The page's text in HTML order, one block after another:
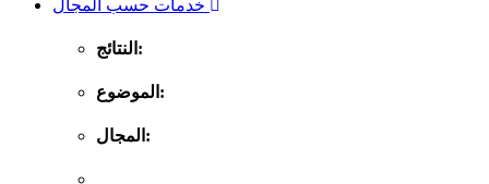
النتائج:
الموضوع:
المجال: